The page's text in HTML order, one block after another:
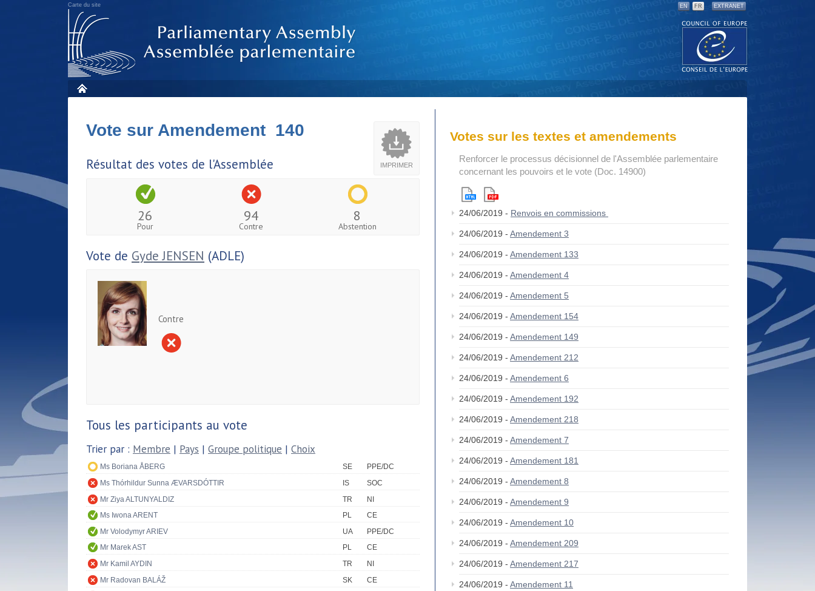
Carte du site EN FR EXTRANET
IMPRIMER
Vote sur Amendement 140
Résultat des votes de l'Assemblée
26
Pour
94
Contre
8
Abstention
Vote de Gyde JENSEN (ADLE)
Contre
Tous les participants au vote
Trier par : Membre | Pays | Groupe politique | Choix
Ms Boriana ÅBERG SE
PPE/DC
Ms Thórhildur Sunna ÆVARSDÓTTIR
IS
SOC
Mr Ziya ALTUNYALDIZ
TR
NI
Ms Iwona ARENT
PL
CE
Mr Volodymyr ARIEV
UA
PPE/DC
Mr Marek AST
PL
CE
Mr Kamil AYDIN
TR
NI
Mr Radovan BALÁŽ
SK
CE
Votes sur les textes et amendements
Renforcer le processus décisionnel de l'Assemblée parlementaire
concernant les pouvoirs et le vote (Doc. 14900)
24/06/2019 - Renvois en commissions
24/06/2019 - Amendement 3
24/06/2019 - Amendement 133
24/06/2019 - Amendement 4
24/06/2019 - Amendement 5
24/06/2019 - Amendement 154
24/06/2019 - Amendement 149
24/06/2019 - Amendement 212
24/06/2019 - Amendement 6
24/06/2019 - Amendement 192
24/06/2019 - Amendement 218
24/06/2019 - Amendement 7
24/06/2019 - Amendement 181
24/06/2019 - Amendement 8
24/06/2019 - Amendement 9
24/06/2019 - Amendement 10
24/06/2019 - Amendement 209
24/06/2019 - Amendement 217
24/06/2019 - Amendement 11